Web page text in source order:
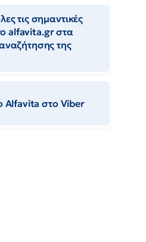
τις σημαντικές
alfavita.gr στα
της
Αlfavita στο Viber